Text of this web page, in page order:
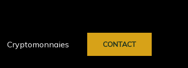
Cryptomonnaies CONTACT